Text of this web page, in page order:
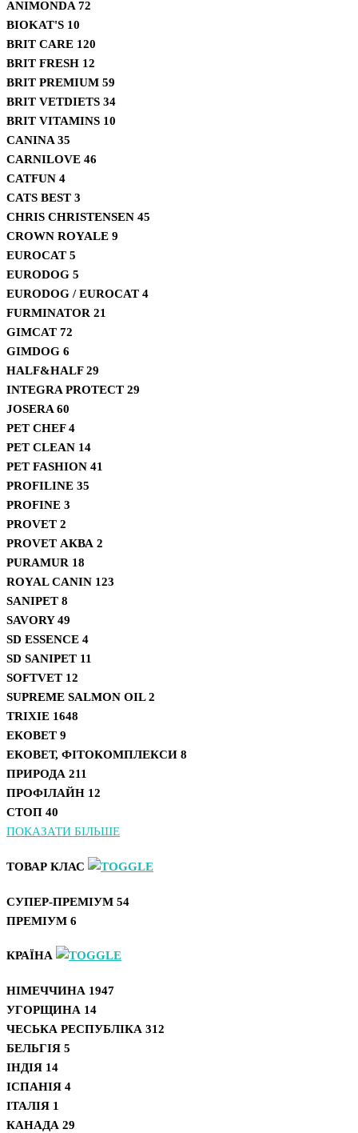
ANIMONDA 72
BIOKAT'S 10
BRIT CARE 120
BRIT FRESH 12
BRIT PREMIUM 59
BRIT VETDIETS 34
BRIT VITAMINS 10
CANINA 35
CARNILOVE 46
CATFUN 4
CATS BEST 3
CHRIS CHRISTENSEN 45
CROWN ROYALE 9
EUROCAT 5
EURODOG 5
EURODOG / EUROCAT 4
FURMINATOR 21
GIMCAT 72
GIMDOG 6
HALF&HALF29
INTEGRA PROTECT 29
JOSERA 60
PET CHEF4
PET CLEAN 14
PET FASHION 41
PROFILINE 35
PROFINE 3
PROVET 2
PROVET АКВА 2
PURAMUR 18
ROYAL CANIN 123
SANIPET 8
SAVORY49
SD ESSENCE 4
SD SANIPET 11
SOFTVET 12
SUPREME SALMON OIL2
TRIXIE 1648
ЕКОВЕТ 9
ЕКОВЕТ, ФІТОКОМПЛЕКСИ 8
ПРИРОДА 211
ПРОФІЛАЙН 12
СТОП 40
ПОКАЗАТИ БІЛЬШЕ
ТОВАР КЛАС
СУПЕР-ПРЕМІУМ 54
ПРЕМІУМ 6
КРАЇНА
НІМЕЧЧИНА 1947
УГОРЩИНА 14
ЧЕСЬКА РЕСПУБЛІКА 312
БЕЛЬГІЯ 5
ІНДІЯ 14
ІСПАНІЯ 4
ІТАЛІЯ 1
КАНАДА 29